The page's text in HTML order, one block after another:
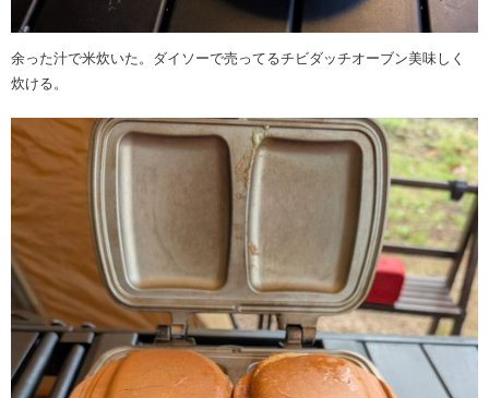
余った汁で米炊いた。ダイソーで売ってるチビダッチオーブン美味しく
炊ける。